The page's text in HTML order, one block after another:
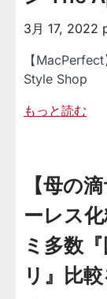
3月 17, 2022
【
Style Shop
もっと読む
【母の
ーレス
ミ多数
リ』比